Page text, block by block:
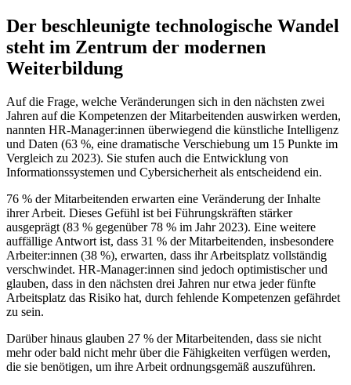
Der beschleunigte technologische Wandel
steht im Zentrum der modernen
Weiterbildung
Auf die Frage, welche Veränderungen sich in den nächsten zwei
Jahren auf die Kompetenzen der Mitarbeitenden auswirken werden,
nannten HR-Manager:innen überwiegend die künstliche Intelligenz
und Daten (63 %, eine dramatische Verschiebung um 15 Punkte im
Vergleich zu 2023). Sie stufen auch die Entwicklung von
Informationssystemen und Cybersicherheit als entscheidend ein.
76 % der Mitarbeitenden erwarten eine Veränderung der Inhalte
ihrer Arbeit. Dieses Gefühl ist bei Führungskräften stärker
ausgeprägt (83 % gegenüber 78 % im Jahr 2023). Eine weitere
auffällige Antwort ist, dass 31 % der Mitarbeitenden, insbesondere
Arbeiter:innen (38 %), erwarten, dass ihr Arbeitsplatz vollständig
verschwindet. HR-Manager:innen sind jedoch optimistischer und
glauben, dass in den nächsten drei Jahren nur etwa jeder fünfte
Arbeitsplatz das Risiko hat, durch fehlende Kompetenzen gefährdet
zu sein.
Darüber hinaus glauben 27 % der Mitarbeitenden, dass sie nicht
mehr oder bald nicht mehr über die Fähigkeiten verfügen werden,
die sie benötigen, um ihre Arbeit ordnungsgemäß auszuführen.